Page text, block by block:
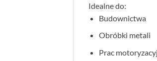
Idealne do:
Budownictwa
Obróbki metali
Prac